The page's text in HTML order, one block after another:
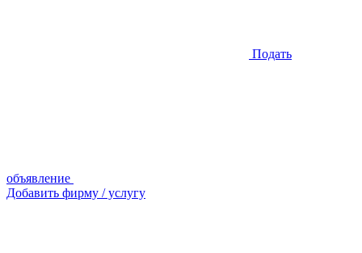
Подать
объявление
Добавить фирму / услугу